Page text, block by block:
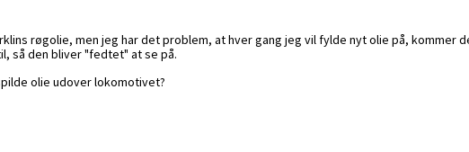
røgolie, men jeg har det problem, at hver gang jeg vil fylde nyt olie på, kommer
så den bliver "fedtet" at se på.
olie udover lokomotivet?